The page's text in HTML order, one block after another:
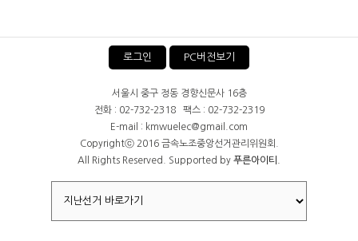
로그인 PC버전보기
서울시 중구 정동 경향신문사 16층
전화 : 02-732-2318 팩스 : 02-732-2319
E-mail : kmwuelec@gmail.com
Copyrightⓒ 2016 금속노조중앙선거관리위원회.
All Rights Reserved. Supported by 푸른아이티.